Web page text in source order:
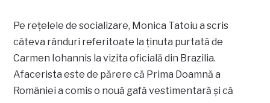
Pe rețelele de socializare, Monica Tatoiu a scris
câteva rânduri referitoate la ținuta purtată de
Carmen Iohannis la vizita oficială din Brazilia.
Afacerista este de părere că Prima Doamnă a
României a comis o nouă gafă vestimentară și că